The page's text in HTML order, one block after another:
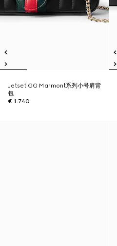
Jetset GG Marmont系列小号肩背
包
€ 1.740